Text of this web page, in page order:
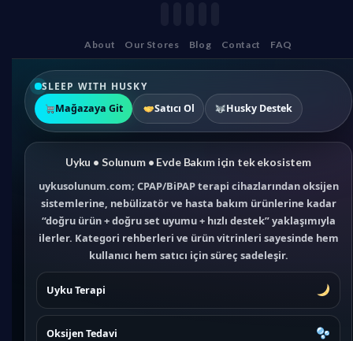
About Our Stores Blog Contact FAQ
SLEEP WITH HUSKY
Mağazaya Git
Satıcı Ol Husky Destek
Uyku • Solunum • Evde Bakım için tek ekosistem
uykusolunum.com; CPAP/BiPAP terapi cihazlarından oksijen
sistemlerine, nebülizatör ve hasta bakım ürünlerine kadar
“doğru ürün + doğru set uyumu + hızlı destek” yaklaşımıyla
ilerler. Kategori rehberleri ve ürün vitrinleri sayesinde hem
kullanıcı hem satıcı için süreç sadeleşir.
Uyku Terapi
Oksijen Tedavi